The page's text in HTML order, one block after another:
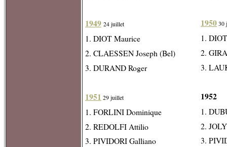
1949 24 juillet
1. DIOT Maurice
2. CLAESSEN Joseph (Bel)
3. DURAND Roger
1951 29 juillet
1. FORLINI Dominique
2. REDOLFI Attilio
3. PIVIDORI Galliano
1950 30
1.
2.
3.
1952
1.
2.
3.